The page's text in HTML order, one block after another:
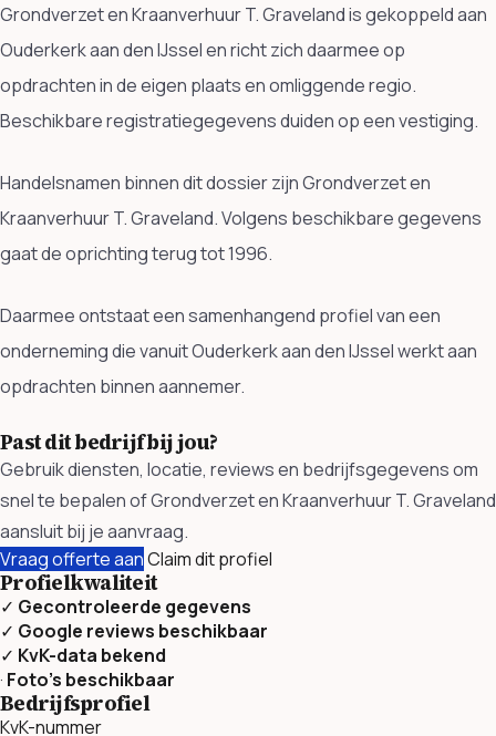
Grondverzet en Kraanverhuur T. Graveland is gekoppeld aan
Ouderkerk aan den IJssel en richt zich daarmee op
opdrachten in de eigen plaats en omliggende regio.
Beschikbare registratiegegevens duiden op een vestiging.
Handelsnamen binnen dit dossier zijn Grondverzet en
Kraanverhuur T. Graveland. Volgens beschikbare gegevens
gaat de oprichting terug tot 1996.
Daarmee ontstaat een samenhangend profiel van een
onderneming die vanuit Ouderkerk aan den IJssel werkt aan
opdrachten binnen aannemer.
Past dit bedrijf bij jou?
Gebruik diensten, locatie, reviews en bedrijfsgegevens om
snel te bepalen of Grondverzet en Kraanverhuur T. Graveland
aansluit bij je aanvraag.
Vraag offerte aanClaim dit profiel
Profielkwaliteit
✓ Gecontroleerde gegevens
✓ Google reviews beschikbaar
✓ KvK-data bekend
· Foto’s beschikbaar
Bedrijfsprofiel
KvK-nummer